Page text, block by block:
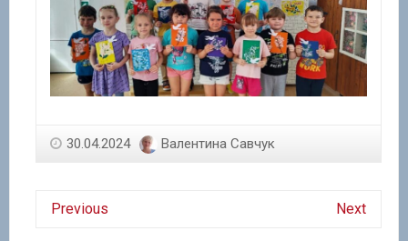
30.04.2024 Валентина Савчук
Previous Next